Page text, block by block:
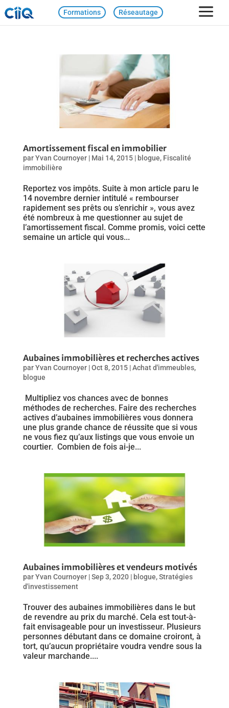
Formations Réseautage
Amortissement fiscal en immobilier
parYvan Cournoyer| Mai 14, 2015| blogue, Fiscalité
immobilière
Reportez vos impôts. Suite à mon article paru le
14 novembre dernier intitulé « rembourser
rapidement ses prêts ou s’enrichir », vous avez
été nombreux à me questionner au sujet de
l’amortissement fiscal. Comme promis, voici cette
semaine un article qui vous...
Aubaines immobilières et recherches actives
parYvan Cournoyer|Oct 8, 2015|Achat d'immeubles,
blogue
Multipliez vos chances avec de bonnes
méthodes de recherches. Faire des recherches
actives d’aubaines immobilières vous donnera
une plus grande chance de réussite que si vous
ne vous fiez qu’aux listings que vous envoie un
courtier. Combien de fois ai-je...
Aubaines immobilières et vendeurs motivés
parYvan Cournoyer|Sep 3, 2020| blogue,Stratégies
d'investissement
Trouver des aubaines immobilières dans le but
de revendre au prix du marché. Cela est tout-à-
fait envisageable pour un investisseur. Plusieurs
personnes débutant dans ce domaine croiront, à
tort, qu’aucun propriétaire voudra vendre sous la
valeur marchande....